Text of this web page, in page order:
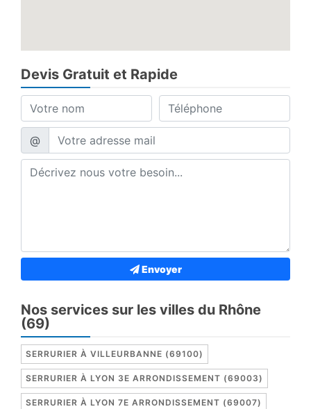
Devis Gratuit et Rapide
@
Envoyer
Nos services sur les villes du Rhône
(69)
SERRURIER À VILLEURBANNE (69100)
SERRURIER À LYON 3E ARRONDISSEMENT (69003)
SERRURIER À LYON 7E ARRONDISSEMENT (69007)